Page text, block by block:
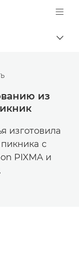
Logo, back to
из
изготовила
с
PIXMA и